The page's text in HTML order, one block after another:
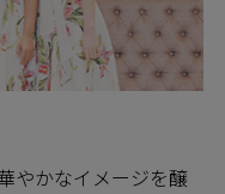
やかなイメージを醸